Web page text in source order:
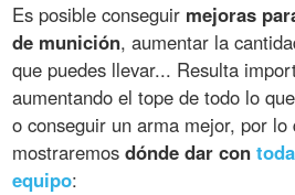
Es posible conseguir mejoras
de munición, aumentar la
que puedes llevar... Resulta
aumentando el tope de todo lo
o conseguir un arma mejor, por lo
mostraremosdónde dar con
equipo: